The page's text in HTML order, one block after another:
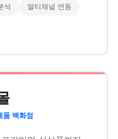
석 멀티채널 연동
품 백화점